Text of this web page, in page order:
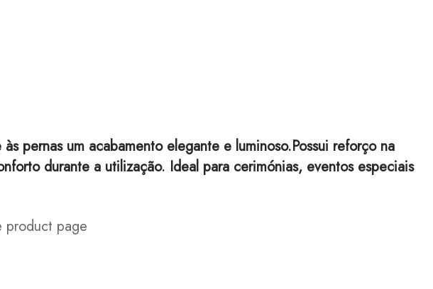
pernas um acabamento elegante e luminoso.Possui reforço na
durante a utilização. Ideal para cerimónias, eventos especiais
product page